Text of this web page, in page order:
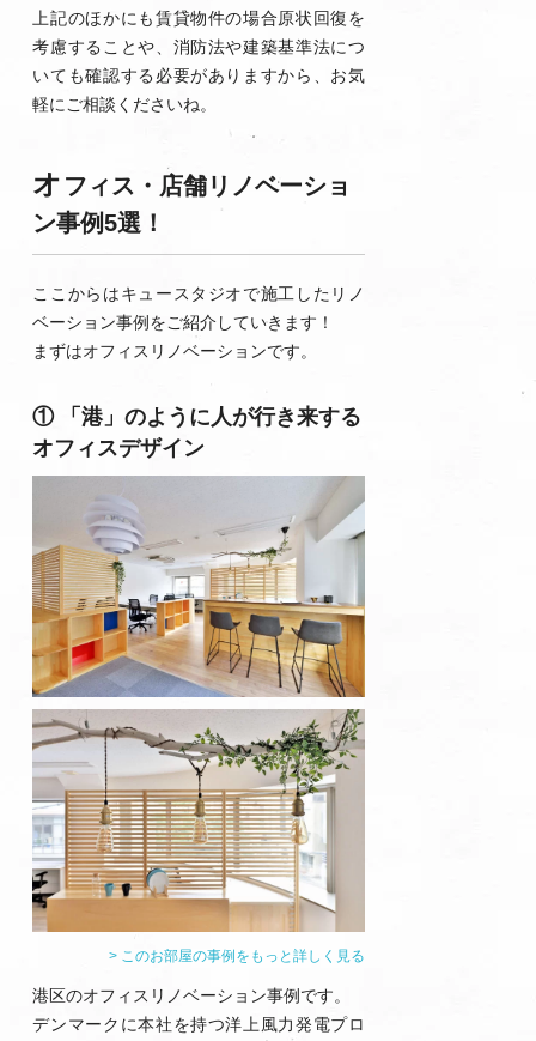
上記のほかにも賃貸物件の場合原状回復を
考慮することや、消防法や建築基準法につ
いても確認する必要がありますから、お気
軽にご相談くださいね。
オ フィス・店舗リノベーショ
ン事例5選！
ここからはキュースタジオで施工したリノ
ベーション事例をご紹介していきます！
まずはオフィスリノベーションです。
① 「港」のように人が行き来する
オフィスデザイン
> このお部屋の事例をもっと詳しく見る
港区のオフィスリノベーション事例です。
デンマークに本社を持つ洋上風力発電プロ